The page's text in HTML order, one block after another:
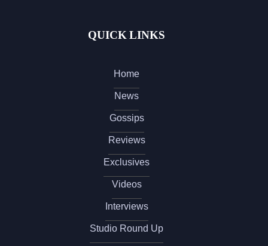
QUICK LINKS
Home
News
Gossips
Reviews
Exclusives
Videos
Interviews
Studio Round Up